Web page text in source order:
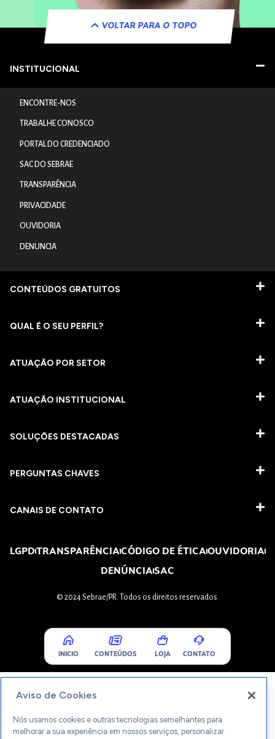
VOLTAR PARA O TOPO
INSTITUCIONAL
ENCONTRE-NOS
TRABALHE CONOSCO
PORTAL DO CREDENCIADO
SAC DO SEBRAE
TRANSPARÊNCIA
PRIVACIDADE
OUVIDORIA
DENUNCIA
CONTEÚDOS GRATUITOS
QUAL É O SEU PERFIL?
ATUAÇÃO POR SETOR
ATUAÇÃO INSTITUCIONAL
SOLUÇÕES DESTACADAS
PERGUNTAS CHAVES​
CANAIS DE CONTATO
LGPDTRANSPARÊNCIACÓDIGO DE ÉTICAOUVIDORIA
DENÚNCIASAC
© 2024 Sebrae/PR. Todos os direitos reservados.
INICIO CONTEÚDOS LOJA CONTATO
Aviso de Cookies
Nós usamos cookies e outras tecnologias semelhantes para
melhorar a sua experiência em nossos serviços, personalizar